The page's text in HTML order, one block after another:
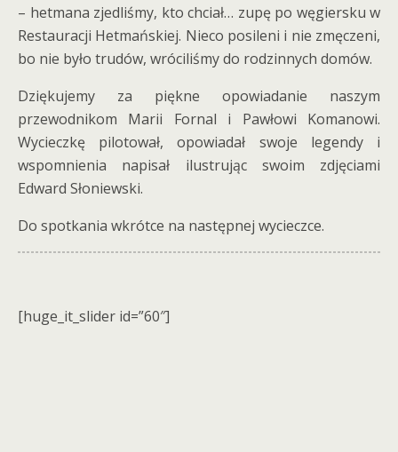
– hetmana zjedliśmy, kto chciał… zupę po węgiersku w
Restauracji Hetmańskiej. Nieco posileni i nie zmęczeni,
bo nie było trudów, wróciliśmy do rodzinnych domów.
Dziękujemy za piękne opowiadanie naszym
przewodnikom Marii Fornal i Pawłowi Komanowi.
Wycieczkę pilotował, opowiadał swoje legendy i
wspomnienia napisał ilustrując swoim zdjęciami
Edward Słoniewski.
Do spotkania wkrótce na następnej wycieczce.
[huge_it_slider id=”60″]